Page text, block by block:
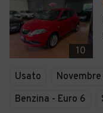
10
Usato
Benzina - Euro 6